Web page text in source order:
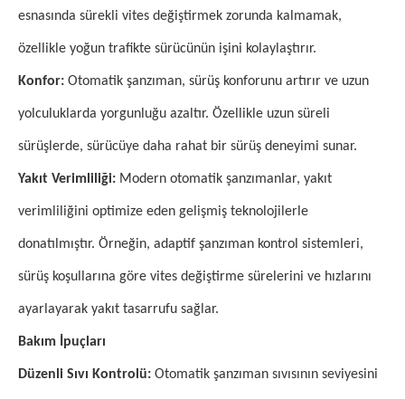
esnasında sürekli vites değiştirmek zorunda kalmamak,
özellikle yoğun trafikte sürücünün işini kolaylaştırır.
Konfor: Otomatik şanzıman, sürüş konforunu artırır ve uzun
yolculuklarda yorgunluğu azaltır. Özellikle uzun süreli
sürüşlerde, sürücüye daha rahat bir sürüş deneyimi sunar.
Yakıt Verimliliği: Modern otomatik şanzımanlar, yakıt
verimliliğini optimize eden gelişmiş teknolojilerle
donatılmıştır. Örneğin, adaptif şanzıman kontrol sistemleri,
sürüş koşullarına göre vites değiştirme sürelerini ve hızlarını
ayarlayarak yakıt tasarrufu sağlar.
Bakım İpuçları
Düzenli Sıvı Kontrolü: Otomatik şanzıman sıvısının seviyesini